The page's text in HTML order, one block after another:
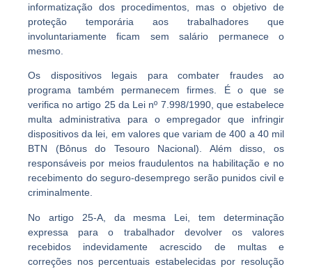
informatização dos procedimentos, mas o objetivo de
proteção temporária aos trabalhadores que
involuntariamente ficam sem salário permanece o
mesmo.
Os dispositivos legais para combater
fraudes ao
programa também permanecem firmes. É o que se
verifica no artigo 25 da Lei nº 7.998/1990, que estabelece
multa administrativa para o empregador que infringir
dispositivos da lei, em valores que variam de 400 a 40 mil
BTN (Bônus do Tesouro Nacional). Além disso, os
responsáveis por meios fraudulentos na habilitação e no
recebimento do seguro-desemprego serão punidos civil e
criminalmente.
No artigo 25-A, da mesma Lei, tem determinação
expressa para o trabalhador devolver os valores
recebidos indevidamente acrescido de
multas
e
correções nos percentuais estabelecidas por resolução